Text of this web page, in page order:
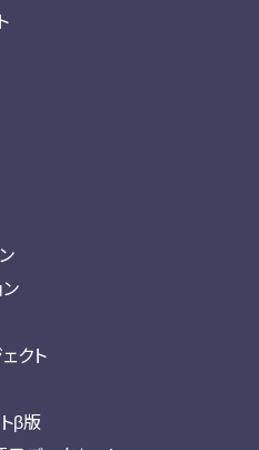
クト
β版